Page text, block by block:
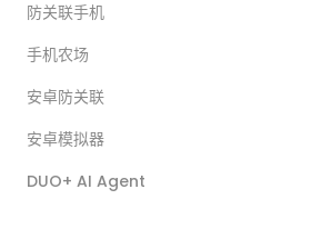
防关联手机
手机农场
安卓防关联
安卓模拟器
DUO+ AI Agent